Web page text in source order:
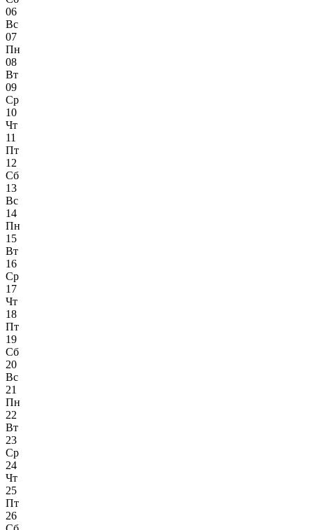
06
Вс
07
Пн
08
Вт
09
Ср
10
Чт
11
Пт
12
Сб
13
Вс
14
Пн
15
Вт
16
Ср
17
Чт
18
Пт
19
Сб
20
Вс
21
Пн
22
Вт
23
Ср
24
Чт
25
Пт
26